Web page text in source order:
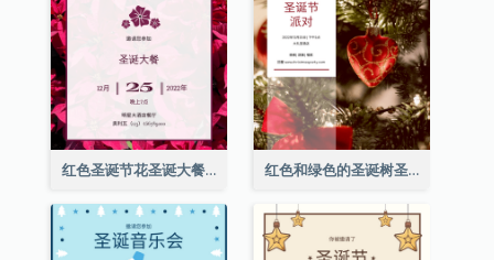
红色圣诞节花圣诞大餐请柬 红色和绿色的圣诞树圣诞派对邀请函